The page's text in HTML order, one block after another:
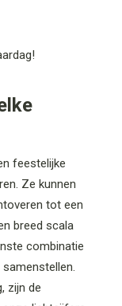
feestelijke
Ze kunnen
tot een
breed scala
combinatie
samenstellen.
zijn de